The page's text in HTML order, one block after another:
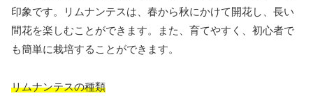
印象です。リムナンテスは、春から秋にかけて開花し、長い
間花を楽しむことができます。また、育てやすく、初心者で
も簡単に栽培することができます。
リムナンテスの種類